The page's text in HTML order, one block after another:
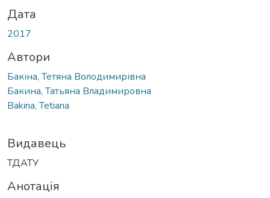
Дата
2017
Автори
Бакіна, Тетяна Володимирівна
Бакина, Татьяна Владимировна
Bakina, Tetiana
Видавець
ТДАТУ
Анотація